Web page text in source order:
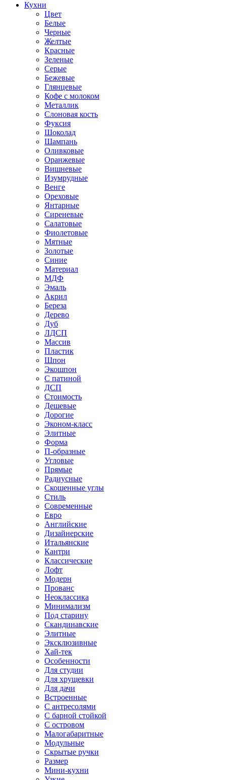
Кухни
Цвет
Белые
Черные
Желтые
Красные
Зеленые
Серые
Бежевые
Глянцевые
Кофе с молоком
Металлик
Слоновая кость
Фуксия
Шоколад
Шампань
Оливковые
Оранжевые
Вишневые
Изумрудные
Венге
Ореховые
Янтарные
Сиреневые
Салатовые
Фиолетовые
Мятные
Золотые
Синие
Материал
МДФ
Эмаль
Акрил
Береза
Дерево
Дуб
ЛДСП
Массив
Пластик
Шпон
Экошпон
С патиной
ДСП
Стоимость
Дешевые
Дорогие
Эконом-класс
Элитные
Форма
П-образные
Угловые
Прямые
Радиусные
Скошенные углы
Стиль
Современные
Евро
Английские
Дизайнерские
Итальянские
Кантри
Классические
Лофт
Модерн
Прованс
Неоклассика
Минимализм
Под старину
Скандинавские
Элитные
Эксклюзивные
Хай-тек
Особенности
Для студии
Для хрущевки
Для дачи
Встроенные
С антресолями
С барной стойкой
С островом
Малогабаритные
Модульные
Скрытые ручки
Размер
Мини-кухни